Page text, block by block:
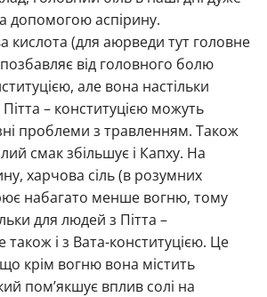
допомогою аспірину.
кислота (для аюрведи тут головне
від головного болю
але вона настільки
– конституцією можуть
проблеми з травленням. Також
смак збільшує і Капху. На
харчова сіль (в розумних
набагато менше вогню, тому
для людей з Пітта –
також і з Вата-конституцією. Це
крім вогню вона містить
пом’якшує вплив солі на